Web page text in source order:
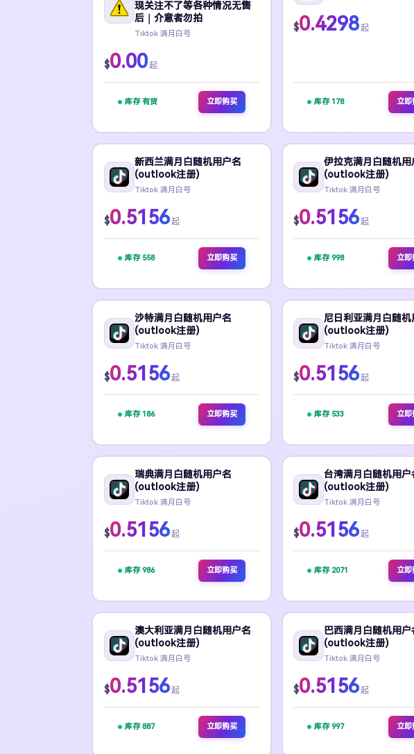
现关注不了等各种情况无售
后｜介意者勿拍
Tiktok 满月白号
$0.00起
库存 有货 立即购买
$0.4298起
库存 178 立即
新西兰满月白随机用户名
(outlook注册)
Tiktok 满月白号
$0.5156起
库存 558 立即购买
伊拉克满月白随机用
(outlook注册)
Tiktok 满月白号
$0.5156起
库存 998 立即
沙特满月白随机用户名
(outlook注册)
Tiktok 满月白号
$0.5156起
库存 186 立即购买
尼日利亚满月白随机
(outlook注册)
Tiktok 满月白号
$0.5156起
库存 533 立即
瑞典满月白随机用户名
(outlook注册)
Tiktok 满月白号
$0.5156起
库存 986 立即购买
台湾满月白随机用户
(outlook注册)
Tiktok 满月白号
$0.5156起
库存 2071 立即
澳大利亚满月白随机用户名
(outlook注册)
Tiktok 满月白号
$0.5156起
库存 887 立即购买
巴西满月白随机用户
(outlook注册)
Tiktok 满月白号
$0.5156起
库存 997 立即